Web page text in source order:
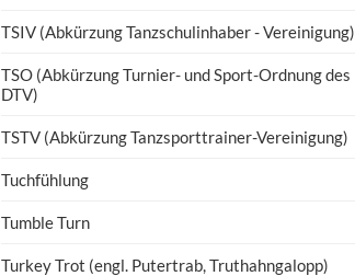
TSIV (Abkürzung Tanzschulinhaber - Vereinigung)
TSO (Abkürzung Turnier- und Sport-Ordnung des
DTV)
TSTV (Abkürzung Tanzsporttrainer-Vereinigung)
Tuchfühlung
Tumble Turn
Turkey Trot (engl. Putertrab, Truthahngalopp)